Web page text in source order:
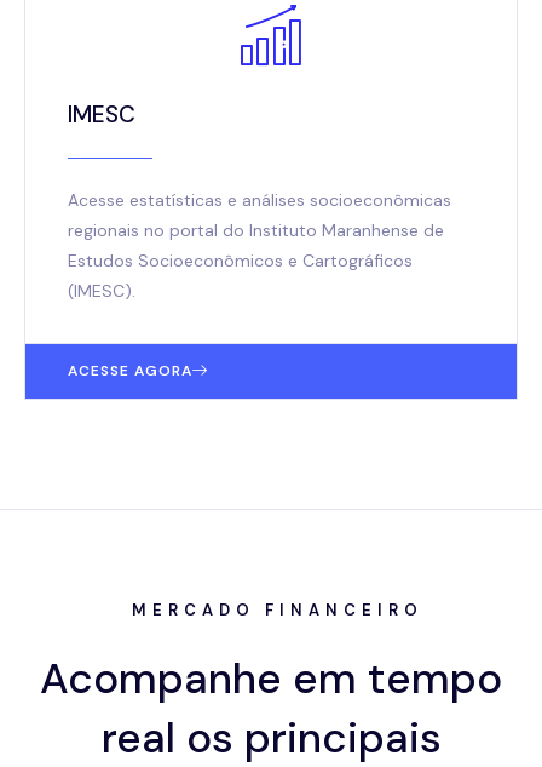
IMESC
Acesse estatísticas e análises socioeconômicas
regionais no portal do Instituto Maranhense de
Estudos Socioeconômicos e Cartográficos
(IMESC).
ACESSE AGORA
MERCADO FINANCEIRO
Acompanhe em tempo
real os principais